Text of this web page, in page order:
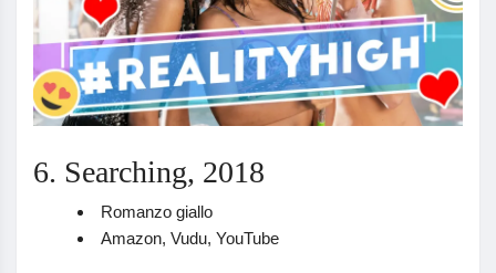
6. Searching, 2018
Romanzo giallo
Amazon, Vudu, YouTube